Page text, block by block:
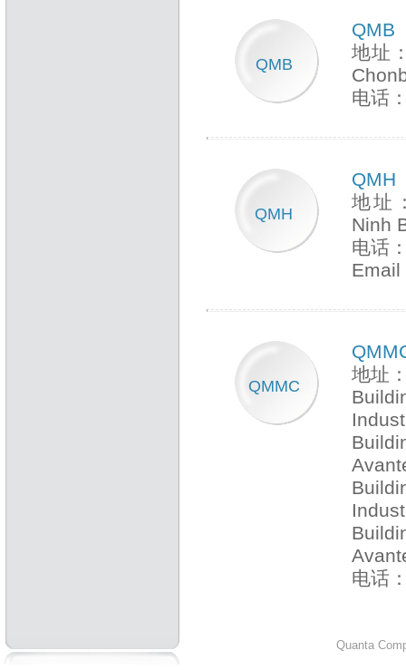
QMB
QMB
地址
电话
QMH
QMH
地址
Ninh
电话
Email
QMMC
地址
电话
Quanta